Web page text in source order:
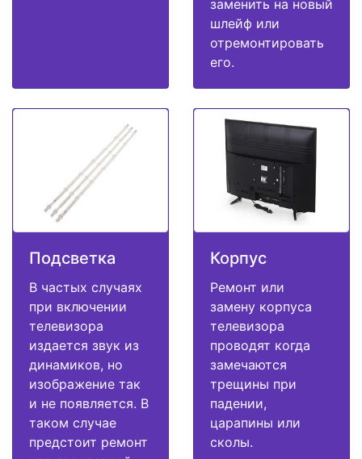
заменить на новый
шлейф или
отремонтировать
его.
Подсветка
В частых случаях
при включении
телевизора
издается звук из
динамиков, но
изображение так
и не появляется. В
таком случае
предстоит ремонт
Корпус
Ремонт или
замену корпуса
телевизора
проводят когда
замечаются
трещины при
падении,
царапины или
сколы.